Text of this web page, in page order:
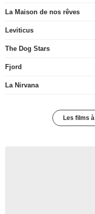
La Maison de nos rêves
Leviticus
The Dog Stars
Fjord
La Nirvana
Les films